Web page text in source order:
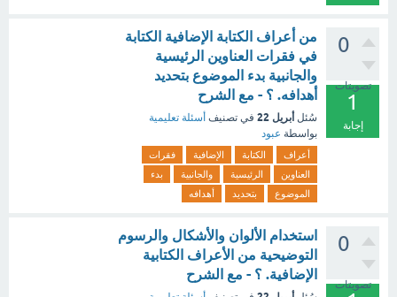
0
تصويتات
1
إجابة
من أعراف الكتابة الإضافية الكتابة
في فقرات العناوين الرئيسية
والجانبية بدء الموضوع بتحديد
أهدافه. ؟ - مع الشرح
سُئل أبريل 22 في تصنيف أسئلة تعليمية
بواسطة عبود
أعراف الكتابة الإضافية
فقرات
العناوين
الرئيسية والجانبية
بدء
الموضوع
بتحديد أهدافه
0
تصويتات
استخدام الألوان والأشكال والرسوم
التوضيحية من الأعراف الكتابية
الإضافية. ؟ - مع الشرح